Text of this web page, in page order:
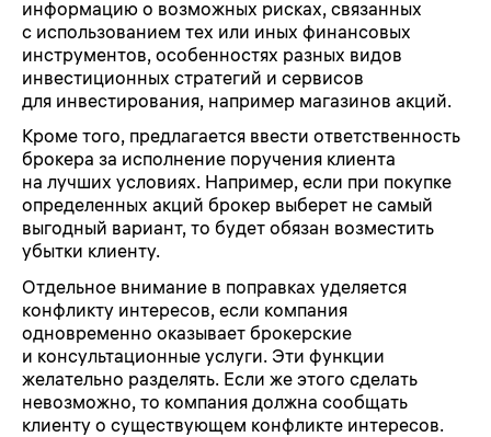
информацию о возможных рисках, связанных
с использованием тех или иных финансовых
инструментов, особенностях разных видов
инвестиционных стратегий и сервисов
для инвестирования, например магазинов акций.
Кроме того, предлагается ввести ответственность
брокера за исполнение поручения клиента
на лучших условиях. Например, если при покупке
определенных акций брокер выберет не самый
выгодный вариант, то будет обязан возместить
убытки клиенту.
Отдельное внимание в поправках уделяется
конфликту интересов, если компания
одновременно оказывает брокерские
и консультационные услуги. Эти функции
желательно разделять. Если же этого сделать
невозможно, то компания должна сообщать
клиенту о существующем конфликте интересов.